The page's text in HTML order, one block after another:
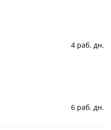
4 раб. дн.
6 раб. дн.